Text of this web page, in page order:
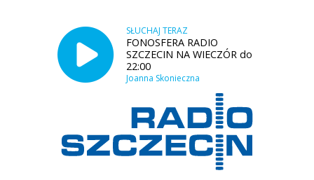
SŁUCHAJ TERAZ
FONOSFERA RADIO
SZCZECIN NA WIECZÓR do
22:00
Joanna Skonieczna